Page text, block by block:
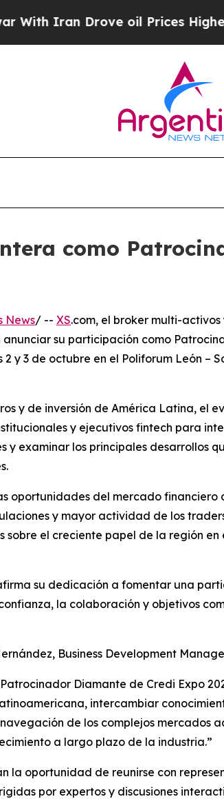
Drove oil Prices Higher,
como
News/ -- XS.com, el broker multi-
su participación como
y 3 de octubre en el Poliforum León –
y de inversión de América Latina, el
y ejecutivos fintech para
y examinar los principales desarrollos
oportunidades del mercado financiero
y mayor actividad de los
sobre el creciente papel de la región
su dedicación a fomentar una
la colaboración y objetivos
Business Development
Diamante de Credi Expo
intercambiar
de los complejos mercados
a largo plazo de la industria.”
la oportunidad de reunirse con
por expertos y discusiones